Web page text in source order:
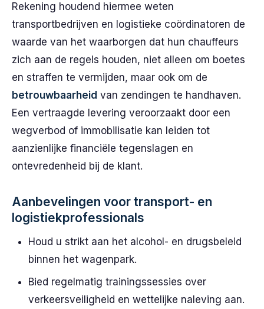
Rekening houdend hiermee weten
transportbedrijven en logistieke coördinatoren de
waarde van het waarborgen dat hun chauffeurs
zich aan de regels houden, niet alleen om boetes
en straffen te vermijden, maar ook om de
betrouwbaarheid van zendingen te handhaven.
Een vertraagde levering veroorzaakt door een
wegverbod of immobilisatie kan leiden tot
aanzienlijke financiële tegenslagen en
ontevredenheid bij de klant.
Aanbevelingen voor transport- en
logistiekprofessionals
Houd u strikt aan het alcohol- en drugsbeleid
binnen het wagenpark.
Bied regelmatig trainingssessies over
verkeersveiligheid en wettelijke naleving aan.